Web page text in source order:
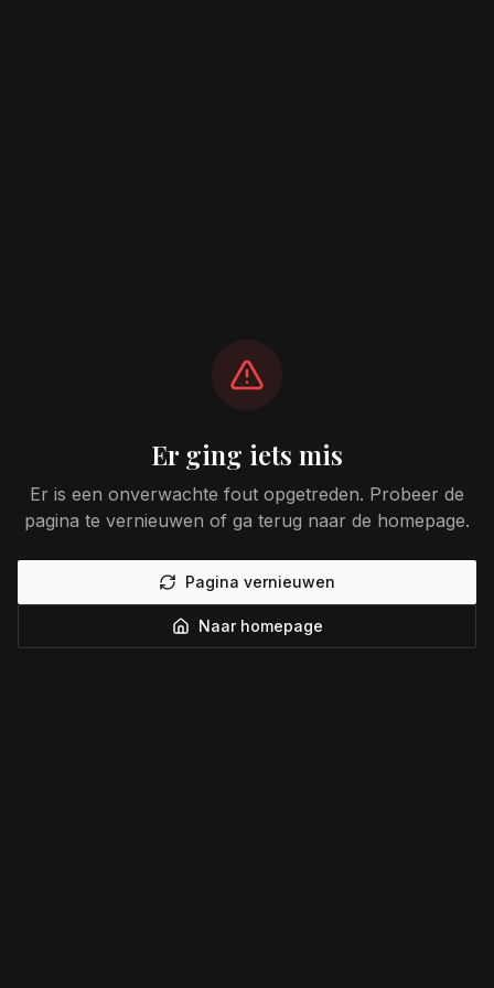
Er ging iets mis
Er is een onverwachte fout opgetreden. Probeer de
pagina te vernieuwen of ga terug naar de homepage.
Pagina vernieuwen
Naar homepage